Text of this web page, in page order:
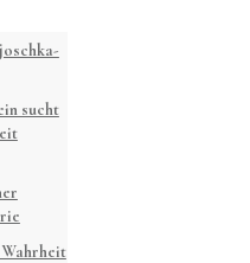
sucht